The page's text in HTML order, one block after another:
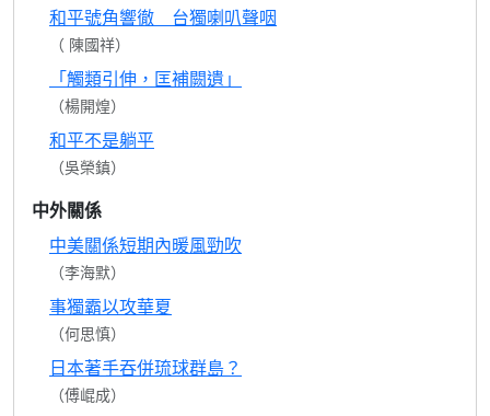
和平號角響徹 台獨喇叭聲咽
（ 陳國祥）
「觸類引伸，匡補闕遺」
（楊開煌）
和平不是躺平
（吳榮鎮）
中外關係
中美關係短期內暖風勁吹
（李海默）
事獨霸以攻華夏
（何思慎）
日本著手吞併琉球群島？
（傅崐成）